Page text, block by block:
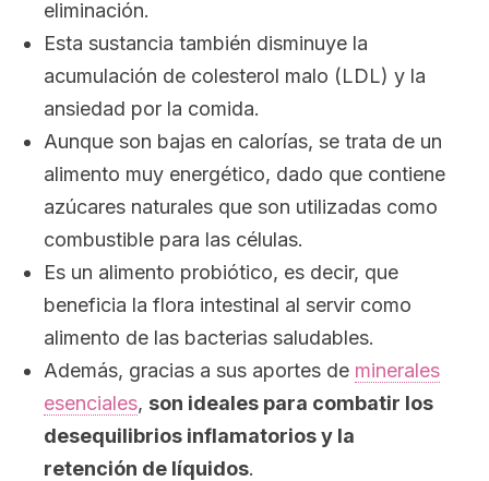
eliminación.
Esta sustancia también disminuye la
acumulación de colesterol malo (LDL) y la
ansiedad por la comida.
Aunque son bajas en calorías, se trata de un
alimento muy energético, dado que contiene
azúcares naturales que son utilizadas como
combustible para las células.
Es un alimento probiótico, es decir, que
beneficia la flora intestinal al servir como
alimento de las bacterias saludables.
Además, gracias a sus aportes de minerales
esenciales, son ideales para combatir los
desequilibrios inflamatorios y la
retención de líquidos.